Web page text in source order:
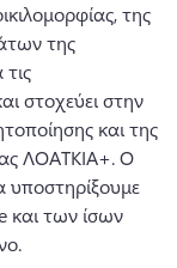
της
της
in a new tab)
στοχεύει στην
και της
ΛΟΑΤΚΙΑ+. Ο
υποστηρίξουμε
και των ίσων